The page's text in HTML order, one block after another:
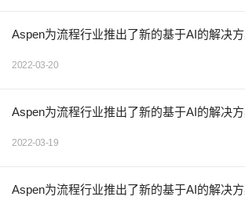
Aspen为流程行业推出了新的基于AI的解决
2022-03-20
Aspen为流程行业推出了新的基于AI的解决
2022-03-19
Aspen为流程行业推出了新的基于AI的解决